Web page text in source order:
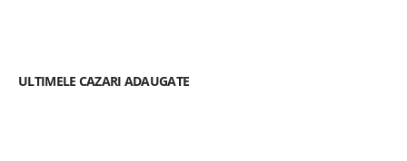
ULTIMELE CAZARI ADAUGATE